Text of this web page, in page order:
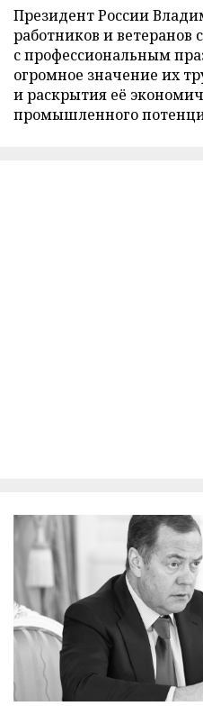
Президент России
работников и ветеранов
с профессиональным
огромное значение их
и раскрытия её
промышленного